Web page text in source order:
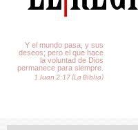
Y el mundo pasa, y sus
deseos; pero el que hace
la voluntad de Dios
permanece para siempre.
1 Juan 2:17 (La Biblia)